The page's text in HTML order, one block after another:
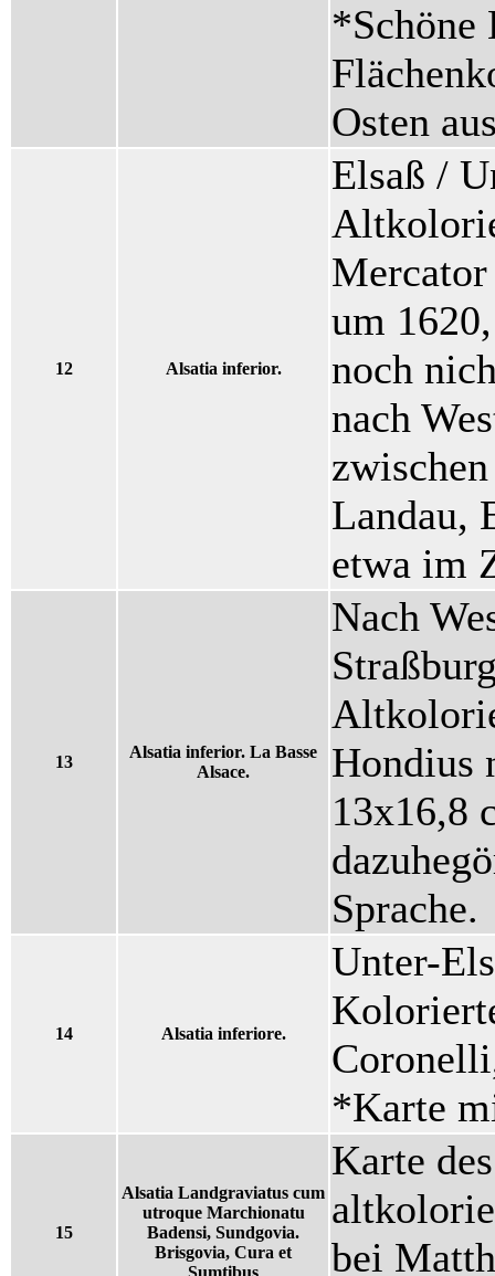
*Schöne
Osten
12 Alsatia inferior.
Elsaß /
um
noch
nach
Landau,
etwa im
13
Alsatia inferior. La Basse
Alsace.
Nach
Hondius
13x16,8
Sprache.
14 Alsatia inferiore.
Unter-
*Karte
15
Alsatia Landgraviatus cum
utroque Marchionatu
Badensi, Sundgovia.
Brisgovia, Cura et
Sumtibus
Karte
bei